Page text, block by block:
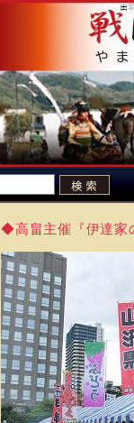
◆高畠主催『伊達